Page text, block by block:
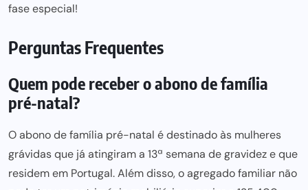
fase especial!
Perguntas Frequentes
Quem pode receber o abono de família
pré-natal?
O abono de família pré-natal é destinado às mulheres
grávidas que já atingiram a 13ª semana de gravidez e que
residem em Portugal. Além disso, o agregado familiar não